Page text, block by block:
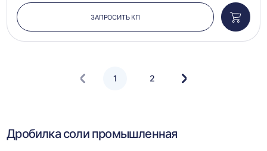
ЗАПРОСИТЬ КП
в
1 2
Следующая
Дробилка соли промышленная